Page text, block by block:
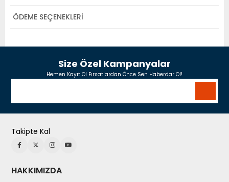
ÖDEME SEÇENEKLERI
Size Özel Kampanyalar
Hemen Kayıt Ol Fırsatlardan Önce Sen Haberdar Ol!
Takipte Kal
HAKKIMIZDA